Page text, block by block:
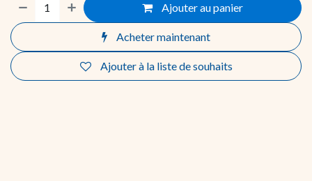
Ajouter au panier
Acheter maintenant
Ajouter à la liste de souhaits